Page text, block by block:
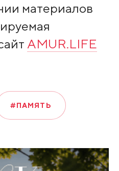
материалов
AMUR.LIFE
#ПАМЯТЬ